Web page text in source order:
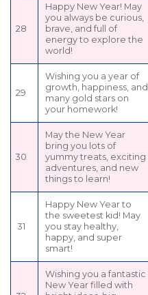
28
Happy New Year! May
you always be curious,
brave, and full of
energy to explore the
world!
29
Wishing you a year of
growth, happiness, and
many gold stars on
your homework!
30
May the New Year
bring you lots of
yummy treats, exciting
adventures, and new
things to learn!
31
Happy New Year to
the sweetest kid! May
you stay healthy,
happy, and super
smart!
Wishing you a fantastic
New Year filled with